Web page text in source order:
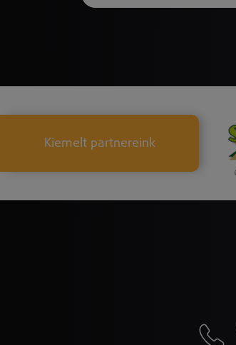
Kiemelt partnereink